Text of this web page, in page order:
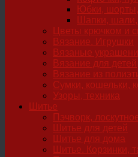
Юбки,
Шапки,
Цветы крючком и
Вязание. Игрушки
Вязаные
Вязание для детей
Вязание из
Сумки, кошельки,
Узоры, техника
Шитье
Пэчворк,
Шитье для детей
Шитье для дома
Шитье. Корзинки,